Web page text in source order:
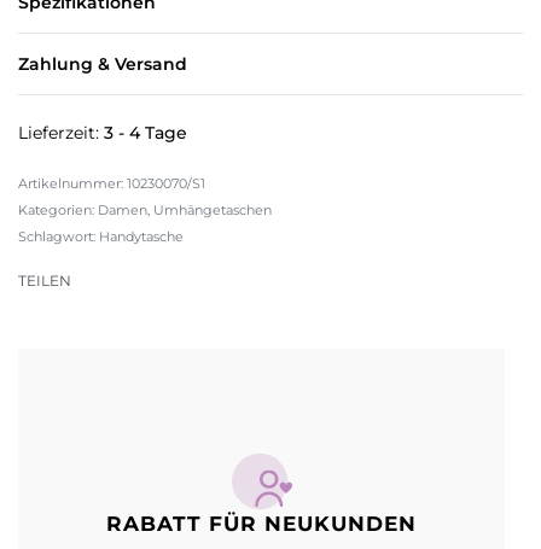
Zahlung & Versand
Lieferzeit: 3 - 4 Tage
10230070/S1
Kategorien: Damen, Umhängetaschen
Schlagwort: Handytasche
TEILEN
RABATT FÜR NEUKUNDEN